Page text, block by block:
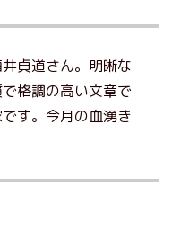
貞道さん。明晰な
格調の高い文章で
す。今月の血湧き